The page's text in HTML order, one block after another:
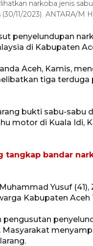
narkoba jenis
11/2023). ANTARA/M
penyelundupan
di Kabupaten
Aceh, Kamis,
tiga terduga
bukti sabu-sabu
motor di Kuala Idi,
tangkap bandar
Yusuf (41),
Kabupaten Aceh